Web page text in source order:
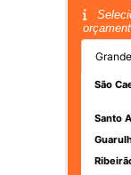
São
Santo